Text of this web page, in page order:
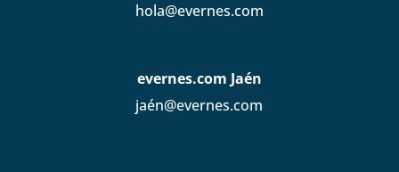
hola@evernes.com
evernes.com Jaén
jaén@evernes.com